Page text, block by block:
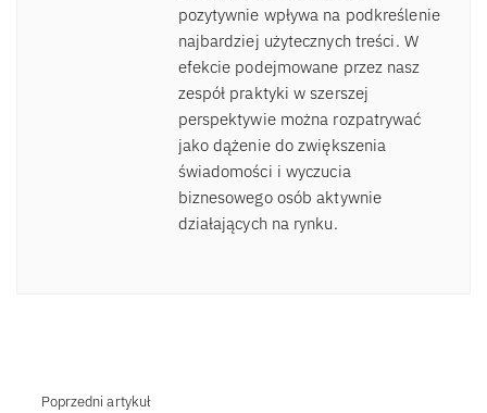
pozytywnie wpływa na podkreślenie
najbardziej użytecznych treści. W
efekcie podejmowane przez nasz
zespół praktyki w szerszej
perspektywie można rozpatrywać
jako dążenie do zwiększenia
świadomości i wyczucia
biznesowego osób aktywnie
działających na rynku.
Poprzedni artykuł